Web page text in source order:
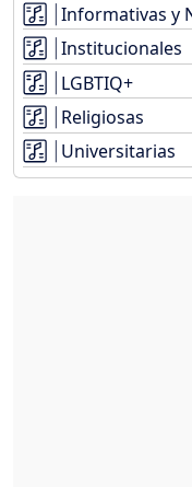
Informativas y
Institucionales
LGBTIQ+
Religiosas
Universitarias